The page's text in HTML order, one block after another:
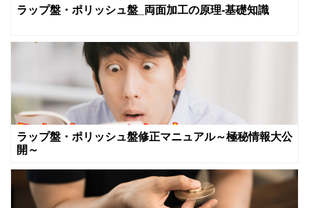
ラップ盤・ポリッシュ盤_両面加工の原理-基礎知識
ラップ盤・ポリッシュ盤修正マニュアル～極秘情報大公
開～